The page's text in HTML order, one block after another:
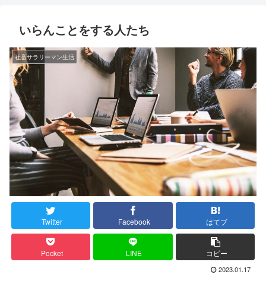
いらんことをする人たち
社畜サラリーマン生活
Twitter Facebook はてブ
Pocket LINE コピー
2023.01.17